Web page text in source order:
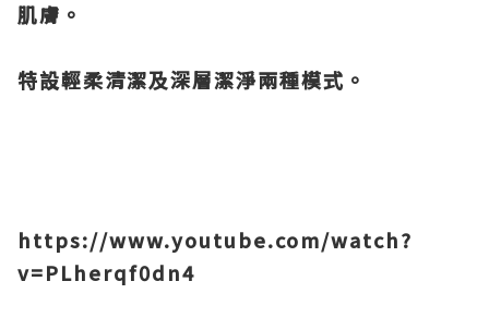
肌膚。
特設輕柔清潔及深層潔淨兩種模式。
https://www.youtube.com/watch?
v=PLherqf0dn4